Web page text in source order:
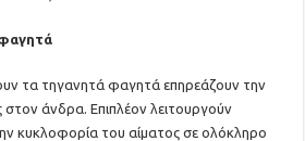
φαγητά
τα τηγανητά φαγητά επηρεάζουν την
άνδρα. Επιπλέον λειτουργούν
κυκλοφορία του αίματος σε ολόκληρο